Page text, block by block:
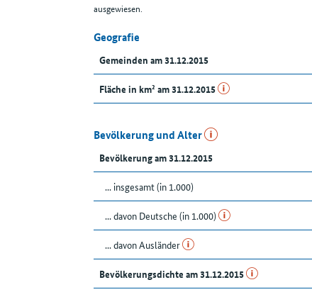
ausgewiesen.
Geografie
Gemeinden am 31.12.2015
Fläche in km² am 31.12.2015
Bevölkerung und Alter
Bevölkerung am 31.12.2015
... insgesamt (in 1.000)
... davon Deutsche (in 1.000)
... davon Ausländer
Bevölkerungsdichte am 31.12.2015